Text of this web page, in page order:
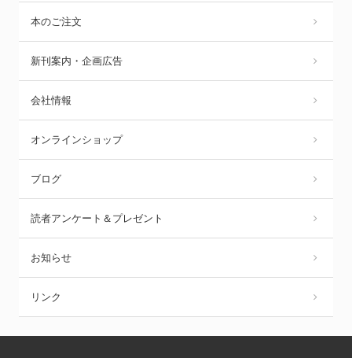
本のご注文
新刊案内・企画広告
会社情報
オンラインショップ
ブログ
読者アンケート＆プレゼント
お知らせ
リンク